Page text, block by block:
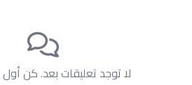
لا توجد تعليقات بعد. كن